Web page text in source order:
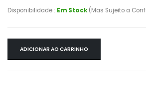
Disponibilidade : Em Stock(Mas Sujeito a
ADICIONAR AO CARRINHO